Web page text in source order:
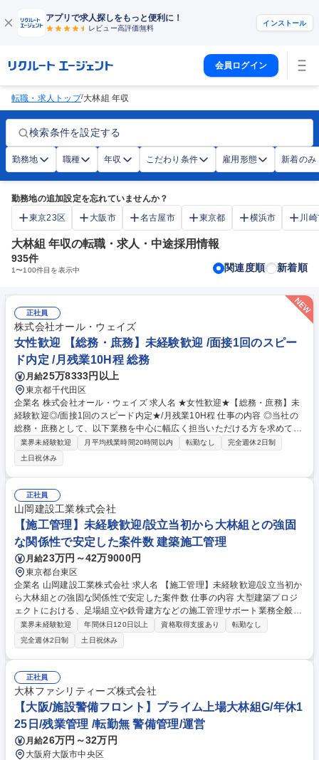
アプリで求人探しをもっと便利に！
レビュー高評価無料
インストール
会員ログイン
転職・求人トップ/大林組 年収
検索条件を設定する
勤務地 職種 年収 こだわり条件 雇用形態 新着のみ
勤務地の追加設定を忘れていませんか？
東京23区
大阪市 名古屋市 東京都 横浜市 川
大林組 年収の転職・求人・中途採用情報
935件
1〜100件目を表示中 関連度順 新着順
正社員
株式会社オール・ウェイズ
女性歓迎 【総務・庶務】未経験歓迎 /面接1回のスピー
ド内定 /月残業10H程 総務
月給25万8333円以上
東京都千代田区
企業名 株式会社オール・ウェイズ 求人名 ★女性歓迎★【総務・庶務】未
経験歓迎◎/面接1回のスピード内定★/月残業10H程 仕事の内容 ◎当社の
総務・庶務として、以下業務を中心に幅広く担当いただける方を求めてい
ます。 【詳細】■備品の購入■契約書の発送■郵便物管理■ファイリングや
契約書の整理 【当社について】CAD派遣のパイオニア的企業です。少数
精鋭で、大手ゼネコン、有名建築物を手掛けている設計事務所、インテリ
ア デザイン事務所など、クライアント様との取引が年々増加しています。
2008年にはデザイナーズオフィスに移転し、居心地の良い就業環境で
す。完全週休2日制で働きやすい環境も整っています。 募集職種 ★女性歓
迎★【総務・庶務】未経験歓迎◎/面接1回のスピード内定★/月残業10H程
業界未経験歓迎 月平均残業時間20時間以内 転勤なし
完全週休2日制
土日祝休み
正社員
山岡建設工業株式会社
【施工管理】未経験歓迎/設立当初から大林組との強固
な関係性で安定した案件数 建築施工管理
月給23万円～42万9000円
東京都台東区
企業名 山岡建設工業株式会社 求人名 【施工管理】未経験歓迎/設立当初か
ら大林組との強固な関係性で安定した案件数 仕事の内容 大型建築プロジ
ェクトにおける、足場組立や鉄骨建方などの施工管理サポート業務全般を
お任せします。入社直後は様々な研修で基礎知識の習得いただき、ゆくゆ
くはOJTにて業務に慣れていただきます。 【具体的には】 ■現場写真の撮
影や整理、資材等の手配 ■安全パトロールへの同行および記録 ■PCを用い
た各種書類の作成サポート ■協力業者や元請業者との打ち合わせ同席 ■資
材・搬入スケジュール調整 募集職種 【施工管理】未経験歓迎/設立当初か
ら大林組との強固な関係性で安定した案件数
業界未経験歓迎 年間休日120日以上 資格取得支援あり
転勤なし
完全週休2日制
土日祝休み
正社員
大林ファシリティーズ株式会社
【大阪/施設警備フロント】プライム上場大林組G/年休1
25日/残業管理 /転勤無 警備管理/運営
月給26万円～32万円
大阪府大阪市中央区